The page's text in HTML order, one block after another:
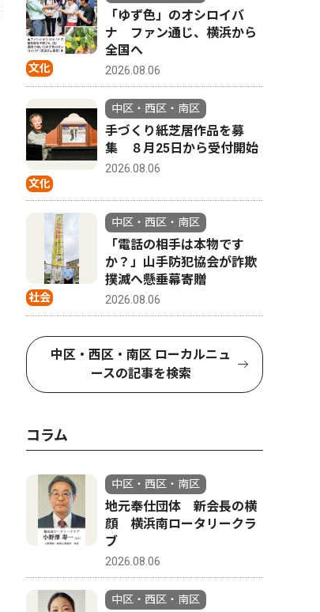
4
社会
中区・西区・南区 2026.08.02
文化
「ゆず色」のオシロイバ
ナ ファン通じ、横浜から
全国へ
2026.08.06
文化
中区・西区・南区
手づくり紙芝居作品を募
集 ８月25日から受付開始
2026.08.06
社会
中区・西区・南区
「電話の相手は本物です
か？」山手防犯協会が詐欺
撲滅へ懸垂幕寄贈
2026.08.06
中区・西区・南区 ローカルニュ
ースの記事を検索
コラム
中区・西区・南区
地元奉仕団体 新会長の横
顔 横浜南ロータリークラ
ブ
2026.08.06
中区・西区・南区